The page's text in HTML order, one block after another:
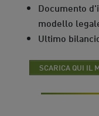
Documento
modello
Ultimo
SCARICA QUI IL